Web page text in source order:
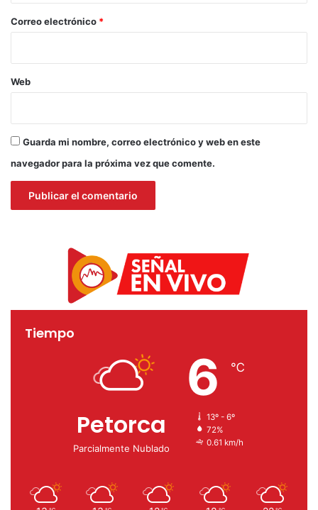
*
Correo electrónico *
Web
Guarda mi nombre, correo electrónico y web en este
navegador para la próxima vez que comente.
Tiempo
Petorca
Parcialmente Nublado
6 ℃
13º - 6º
72%
0.61 km/h